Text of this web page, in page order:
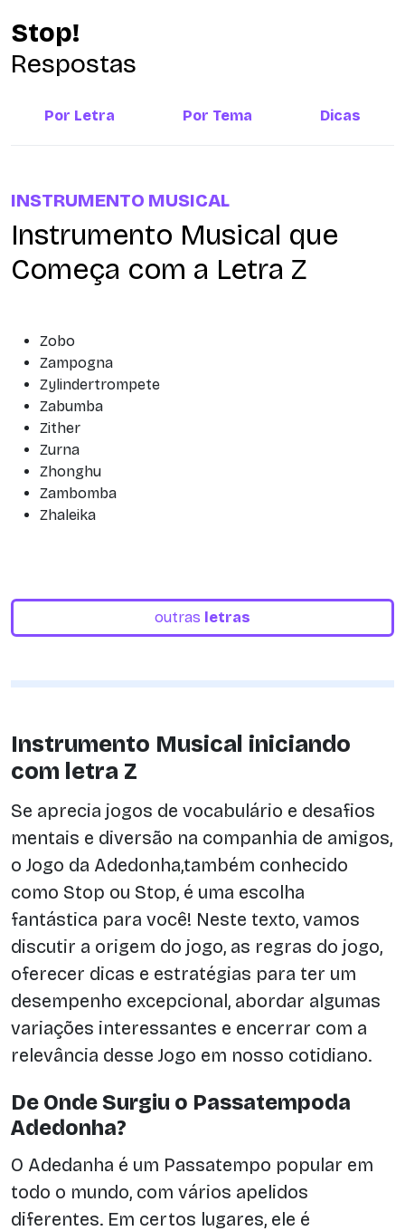
Stop!
Respostas
Por Letra Por Tema Dicas
INSTRUMENTO MUSICAL
Instrumento Musical que
Começa com a Letra Z
Zobo
Zampogna
Zylindertrompete
Zabumba
Zither
Zurna
Zhonghu
Zambomba
Zhaleika
outras letras
Instrumento Musical iniciando
com letra Z
Se aprecia jogos de vocabulário e desafios
mentais e diversão na companhia de amigos,
o Jogo da Adedonha,também conhecido
como Stop ou Stop, é uma escolha
fantástica para você! Neste texto, vamos
discutir a origem do jogo, as regras do jogo,
oferecer dicas e estratégias para ter um
desempenho excepcional, abordar algumas
variações interessantes e encerrar com a
relevância desse Jogo em nosso cotidiano.
De Onde Surgiu o Passatempoda
Adedonha?
O Adedanha é um Passatempo popular em
todo o mundo, com vários apelidos
diferentes. Em certos lugares, ele é